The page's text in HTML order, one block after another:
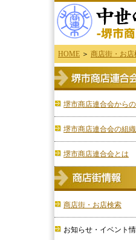
HOME ＞ 商店街・お店
堺市商店連合会から
堺市商店連合会の組
堺市商店連合会とは
商店街・お店検索
お知らせ・イベント